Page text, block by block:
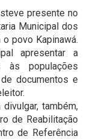
presente no
Municipal dos
povo Kapinawá.
apresentar a
às populações
documentos e
também,
de Reabilitação
de Referência